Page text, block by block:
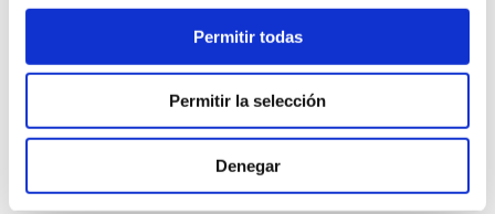
Permitir todas
Permitir la selección
Denegar